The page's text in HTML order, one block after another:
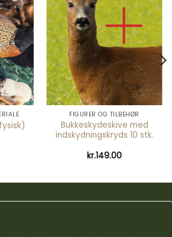
FIGURER OG TILBEHØR
Bukkeskydeskive med
indskydningskryds 10 stk.
kr.149.00